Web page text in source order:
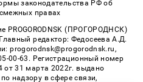
законодательства РФ об
правах
PROGORODNSK (ПРОГОРОДНСК)
редактор: Федосеева А.Д.
progorodnsk@progorodnsk.ru,
00-63. Регистрационный номер
31 марта 2022г. выдано
надзору в сфере связи,